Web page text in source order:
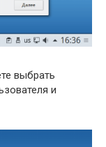
выбрать
и